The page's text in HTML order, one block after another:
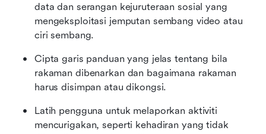
data dan serangan kejuruteraan sosial yang
mengeksploitasi jemputan sembang video atau
ciri sembang.
Cipta garis panduan yang jelas tentang bila
rakaman dibenarkan dan bagaimana rakaman
harus disimpan atau dikongsi.
Latih pengguna untuk melaporkan aktiviti
mencurigakan, seperti kehadiran yang tidak